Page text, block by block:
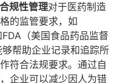
合规性管理对于医药制造
的监管要求，如
（美国食品药品监督
帮助企业记录和追踪所
符合法规要求。通过自
企业可以减少因人为错